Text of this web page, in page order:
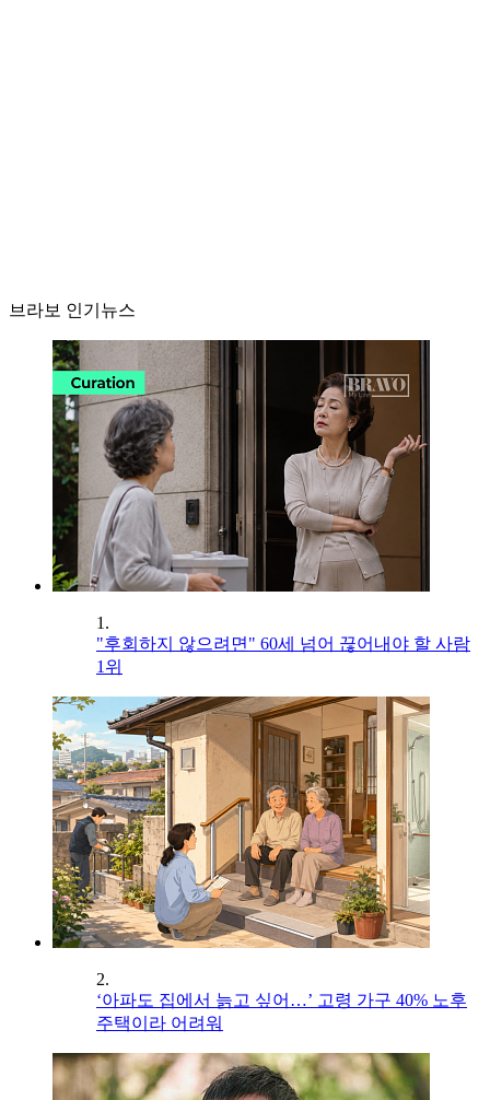
브라보 인기뉴스
1.
"후회하지 않으려면" 60세 넘어 끊어내야 할 사람
1위
2.
‘아파도 집에서 늙고 싶어…’ 고령 가구 40% 노후
주택이라 어려워